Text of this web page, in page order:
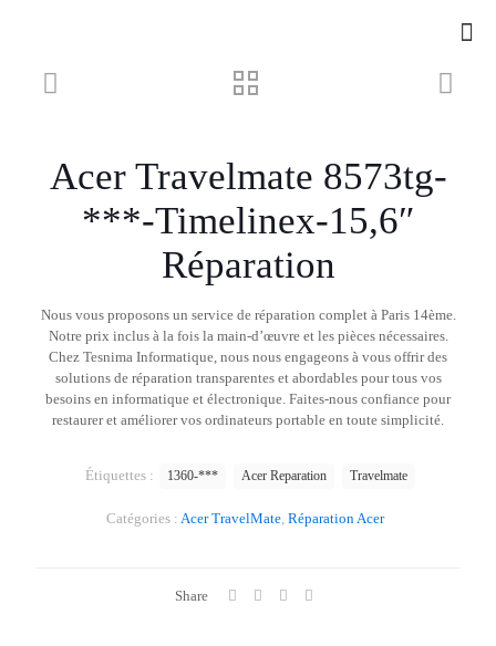
Acer Travelmate 8573tg-
***-Timelinex-15,6″
Réparation
Nous vous proposons un service de réparation complet à Paris 14ème.
Notre prix inclus à la fois la main-d’œuvre et les pièces nécessaires.
Chez Tesnima Informatique, nous nous engageons à vous offrir des
solutions de réparation transparentes et abordables pour tous vos
besoins en informatique et électronique. Faites-nous confiance pour
restaurer et améliorer vos ordinateurs portable en toute simplicité.
Catégories : Acer TravelMate, Réparation Acer
Étiquettes : 1360-*** Acer Reparation Travelmate
Share